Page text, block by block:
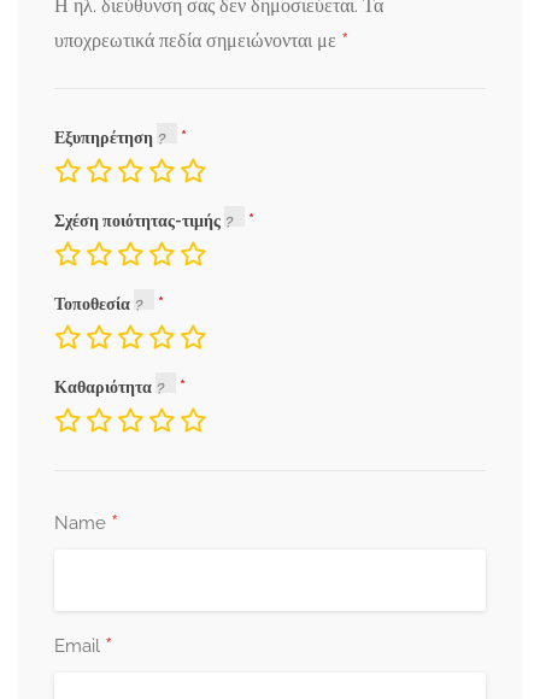
Η ηλ. διεύθυνση σας δεν δημοσιεύεται. Τα
υποχρεωτικά πεδία σημειώνονται με *
Εξυπηρέτηση
Σχέση ποιότητας-τιμής
Τοποθεσία
Καθαριότητα
Name *
Email *